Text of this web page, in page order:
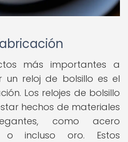
más importantes a
un reloj de bolsillo es el
Los relojes de bolsillo
hechos de materiales
como acero
o incluso oro. Estos